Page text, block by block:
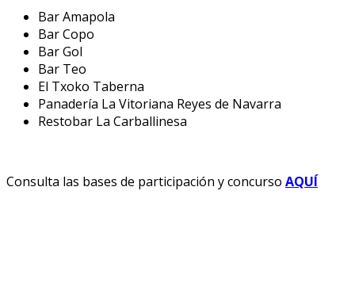
Bar Amapola
Bar Copo
Bar Gol
Bar Teo
El Txoko Taberna
Panadería La Vitoriana Reyes de Navarra
Restobar La Carballinesa
Consulta las bases de participación y concurso AQUÍ